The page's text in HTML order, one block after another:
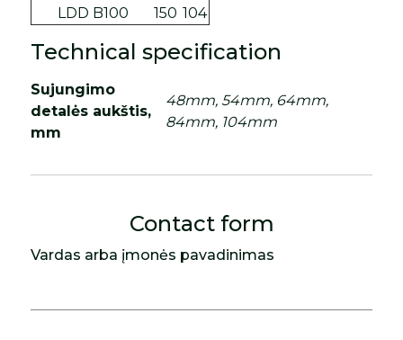
LDD B100
150 104
Technical specification
Sujungimo
detalės aukštis,
mm
48mm, 54mm, 64mm,
84mm, 104mm
Contact form
Vardas arba įmonės pavadinimas